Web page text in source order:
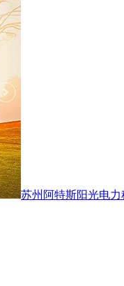
苏州阿特斯阳光电